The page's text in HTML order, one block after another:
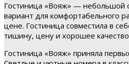
Гостиница «Вояж» — небольшой
вариант для комфортабельного
цене. Гостиница совместила в
тишину, цену и хорошее
Гостиница «Вояж» приняла